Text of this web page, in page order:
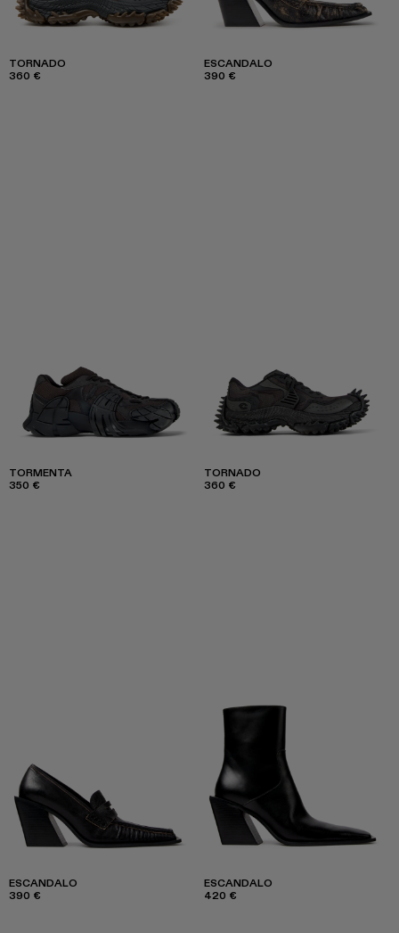
TORNADO
360 €
ESCANDALO
390 €
TORMENTA
350 €
TORNADO
360 €
ESCANDALO
390 €
ESCANDALO
420 €